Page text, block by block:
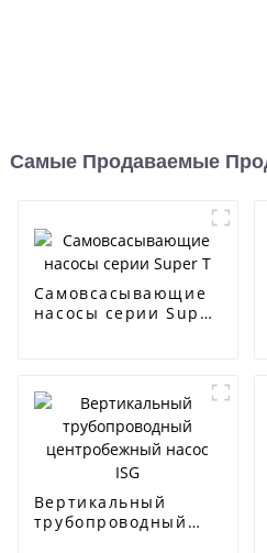
Самые Продаваемые
Самовсасывающие
насосы серии Super
Вертикальный
трубопроводный